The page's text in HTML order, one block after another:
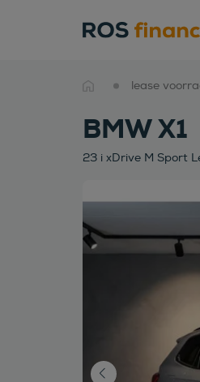
lease
BMW X1
23 i xDrive M Sport